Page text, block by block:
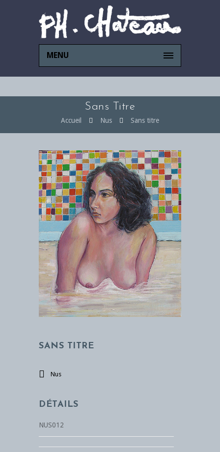
MENU
Sans Titre
Accueil Nus Sans titre
SANS TITRE
Nus
DÉTAILS
NUS012